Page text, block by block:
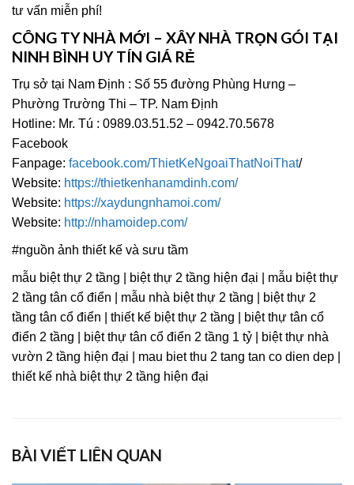
tư vấn miễn phí!
CÔNG TY NHÀ MỚI – XÂY NHÀ TRỌN GÓI TẠI
NINH BÌNH UY TÍN GIÁ RẺ
Trụ sở tại Nam Định : Số 55 đường Phùng Hưng –
Phường Trường Thi – TP. Nam Định
Hotline: Mr. Tú : 0989.03.51.52 – 0942.70.5678
Facebook
Fanpage: facebook.com/ThietKeNgoaiThatNoiThat/
Website: https://thietkenhanamdinh.com/
Website: https://xaydungnhamoi.com/
Website: http://nhamoidep.com/
#nguồn ảnh thiết kế và sưu tầm
mẫu biệt thự 2 tầng | biệt thự 2 tầng hiện đại | mẫu biệt thự
2 tầng tân cổ điển | mẫu nhà biệt thự 2 tầng | biệt thự 2
tầng tân cổ điển | thiết kế biệt thự 2 tầng | biệt thự tân cổ
điển 2 tầng | biệt thự tân cổ điển 2 tầng 1 tỷ | biệt thự nhà
vườn 2 tầng hiện đại | mau biet thu 2 tang tan co dien dep |
thiết kế nhà biệt thự 2 tầng hiện đại
BÀI VIẾT LIÊN QUAN